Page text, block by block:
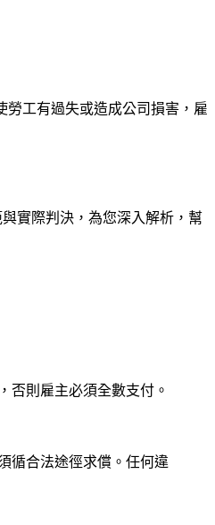
勞工有過失或造成公司損害，雇
實際判決，為您深入解析，幫
否則雇主必須全數支付。
循合法途徑求償。任何違